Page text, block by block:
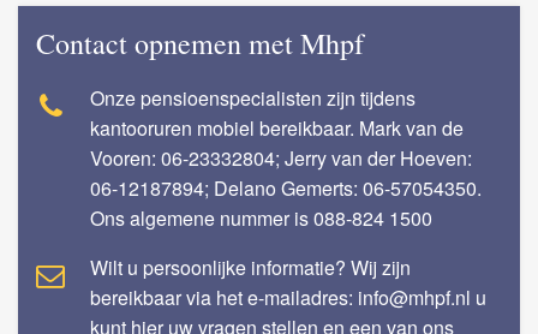
Contact opnemen met Mhpf
Onze pensioenspecialisten zijn tijdens
kantooruren mobiel bereikbaar. Mark van de
Vooren: 06-23332804; Jerry van der Hoeven:
06-12187894; Delano Gemerts: 06-57054350.
Ons algemene nummer is 088-824 1500
Wilt u persoonlijke informatie? Wij zijn
bereikbaar via het e-mailadres: info@mhpf.nl u
kunt hier uw vragen stellen en een van ons